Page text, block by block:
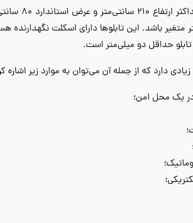
این نوع
60 تا 110 سانتی‌متر متغیر باشد. این تابلوها دارای
حداقل دو میلی‌متر است.
زیادی دارد که از جمله آن می‌توان به موارد زیر اشاره
یک محل امن؛